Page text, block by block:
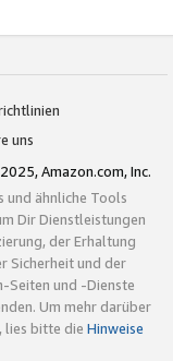
uns
Amazon.com, Inc.
und ähnliche Tools
Dir Dienstleistungen
der Erhaltung
Sicherheit und der
Seiten und -Dienste
Um mehr darüber
lies bitte die Hinweise